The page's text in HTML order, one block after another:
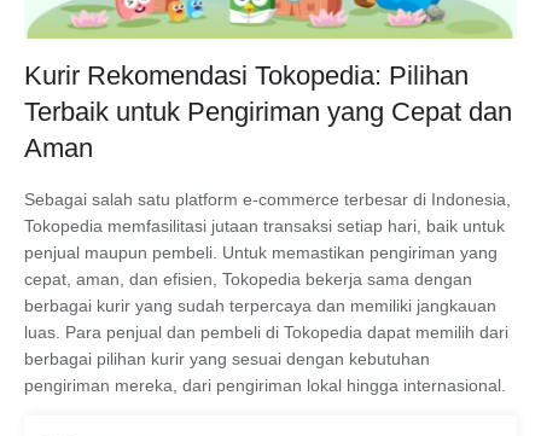
Kurir Rekomendasi Tokopedia: Pilihan
Terbaik untuk Pengiriman yang Cepat dan
Aman
Sebagai salah satu platform e-commerce terbesar di Indonesia,
Tokopedia memfasilitasi jutaan transaksi setiap hari, baik untuk
penjual maupun pembeli. Untuk memastikan pengiriman yang
cepat, aman, dan efisien, Tokopedia bekerja sama dengan
berbagai kurir yang sudah terpercaya dan memiliki jangkauan
luas. Para penjual dan pembeli di Tokopedia dapat memilih dari
berbagai pilihan kurir yang sesuai dengan kebutuhan
pengiriman mereka, dari pengiriman lokal hingga internasional.